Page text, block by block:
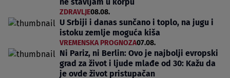
ZDRAVLJE08.08.
U Srbiji i danas sunčano i toplo, na jugu i
istoku zemlje moguća kiša
VREMENSKA PROGNOZA07.08.
Ni Pariz, ni Berlin: Ovo je najbolji evropski
grad za život i ljude mlađe od 30: Kažu da
je ovde život pristupačan